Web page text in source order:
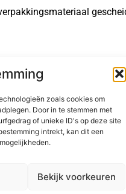
zoals cookies om
Door in te stemmen met
of unieke ID's op deze site
intrekt, kan dit een
Bekijk voorkeuren
te recyclen. Bewaar ze
inzamelen vanglasmaakt